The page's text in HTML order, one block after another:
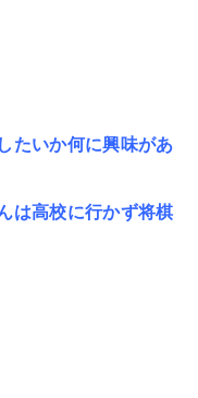
たいか何に興味があ
は高校に行かず将棋